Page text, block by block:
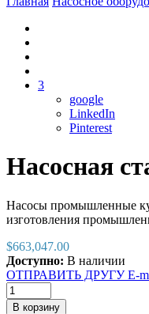
3
google
LinkedIn
Pinterest
Насосная
Насосы промышленные
изготовления
$663,047.00
Доступно: В наличии
ОТПРАВИТЬ ДРУГУ E-
В корзину